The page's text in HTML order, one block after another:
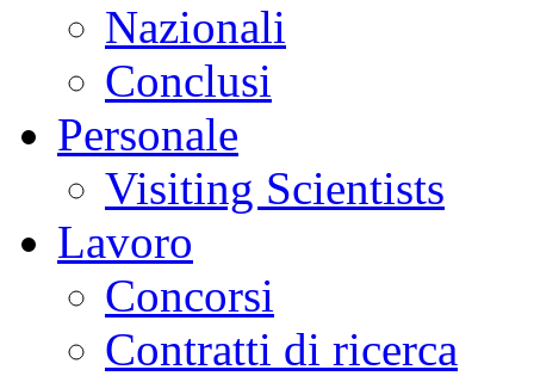
Nazionali
Conclusi
Personale
Visiting Scientists
Lavoro
Concorsi
Contratti di ricerca